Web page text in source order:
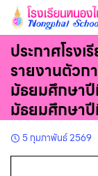
Skip
content
ประกาศโรง
รายงานตัวก
มัธยมศึกษาปี
มัธยมศึกษาปี
5 กุมภาพันธ์ 2569